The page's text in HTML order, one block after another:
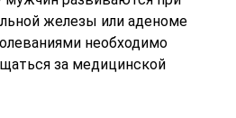
железы или аденоме
необходимо
за медицинской